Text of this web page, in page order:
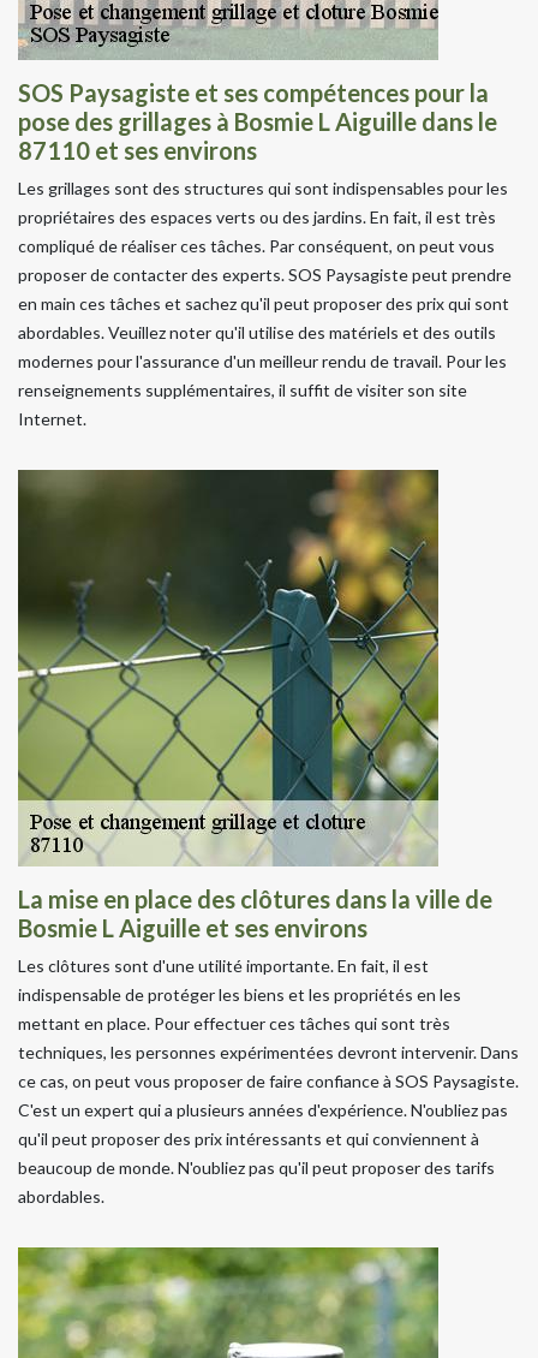
SOS Paysagiste et ses compétences pour la
pose des grillages à Bosmie L Aiguille dans le
87110 et ses environs
Les grillages sont des structures qui sont indispensables pour les
propriétaires des espaces verts ou des jardins. En fait, il est très
compliqué de réaliser ces tâches. Par conséquent, on peut vous
proposer de contacter des experts. SOS Paysagiste peut prendre
en main ces tâches et sachez qu'il peut proposer des prix qui sont
abordables. Veuillez noter qu'il utilise des matériels et des outils
modernes pour l'assurance d'un meilleur rendu de travail. Pour les
renseignements supplémentaires, il suffit de visiter son site
Internet.
La mise en place des clôtures dans la ville de
Bosmie L Aiguille et ses environs
Les clôtures sont d'une utilité importante. En fait, il est
indispensable de protéger les biens et les propriétés en les
mettant en place. Pour effectuer ces tâches qui sont très
techniques, les personnes expérimentées devront intervenir. Dans
ce cas, on peut vous proposer de faire confiance à SOS Paysagiste.
C'est un expert qui a plusieurs années d'expérience. N'oubliez pas
qu'il peut proposer des prix intéressants et qui conviennent à
beaucoup de monde. N'oubliez pas qu'il peut proposer des tarifs
abordables.